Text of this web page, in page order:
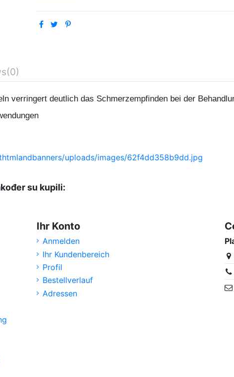
(0)
verringert deutlich das Schmerzempfinden bei der
su kupili:
Ihr Konto
Anmelden
Ihr Kundenbereich
Profil
Bestellverlauf
Adressen